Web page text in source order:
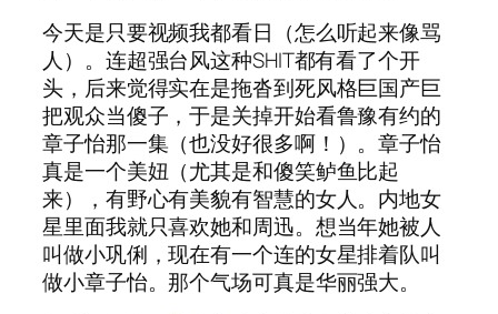
今天是只要视频我都看日（怎么听起来像骂
人）。连超强台风这种SHIT都有看了个开
头，后来觉得实在是拖沓到死风格巨国产巨
把观众当傻子，于是关掉开始看鲁豫有约的
章子怡那一集（也没好很多啊！）。章子怡
真是一个美妞（尤其是和傻笑鲈鱼比起
来），有野心有美貌有智慧的女人。内地女
星里面我就只喜欢她和周迅。想当年她被人
叫做小巩俐，现在有一个连的女星排着队叫
做小章子怡。那个气场可真是华丽强大。